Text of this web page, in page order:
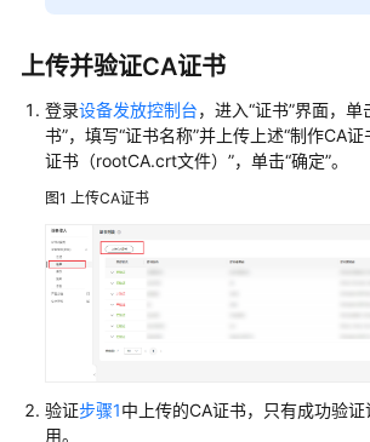
使
证
书
策
略
放
MQTT
华
为
上传并验证CA证书
登录设备发放控制台，进入“证书”界面，
书”，填写“证书名称”并上传上述“制作CA
证书（rootCA.crt文件）”，单击“确定”。
图1 上传CA证书
验证步骤1中上传的CA证书，只有成功验
用。